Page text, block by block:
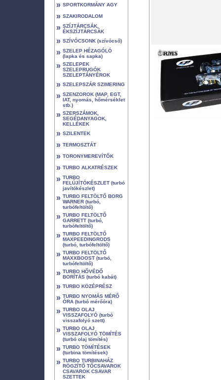
» SPORTKORMÁNY AGY
» SZAKIRODALOM
» SZÍJTÁRCSÁK,
ÉKSZÍJTÁRCSÁK
» SZÍVÓCSONK (szívócső)
» SZELEP HÉZAGÓLÓ
(lapka és sapka)
» SZELEPEK
SZELEPRUGÓK
SZELEPTÁNYÉROK
» SZELEPSZÁR SZIMERING
» SZENZOROK (MAP, EGT,
IAT, nyomás, hőmérséklet
stb.)
» SZERSZÁMOK,
SEGÉDANYAGOK,
KELLÉKEK
» SZILENTEK
» TERMOSZTÁT
» TORONYMEREVÍTŐK
» TURBO ALKATRÉSZEK
» TURBO
FELÚJÍTÓKÉSZLET (turbó
javítókészlet)
» TURBO FELTÖLTŐ BORG
WARNER (turbó,
turbófeltöltő)
» TURBO FELTÖLTŐ
GARRETT (turbó,
turbófeltöltő)
» TURBO FELTÖLTŐ
MAXPEEDINGRODS
(turbó, turbófeltöltő)
» TURBO FELTÖLTŐ
MAXXBOOST (turbó,
turbófeltöltő)
» TURBO HŐVÉDŐ
BORÍTÁS (turbó kabát)
» TURBO KÖZÉPRÉSZ
» TURBO NYOMÁS MÉRŐ
ÓRA (turbó mérőóra)
» TURBO OLAJ
VISSZAFOLYÓ (turbó
visszafolyó szett)
» TURBO OLAJ
VISSZAFOLYÓ TÖMÍTÉS
(turbó olaj tömítés)
» TURBO TÖMÍTÉSEK
(turbina tömítések)
» TURBO TURBINAHÁZ
RÖGZÍTŐ TŐCSAVAROK
CSAVAROK CSAVAR
SZETTEK